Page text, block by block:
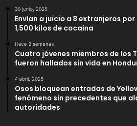
30 junio, 2025
Envían a juicio a 8 extranjeros
1,500 kilos de cocaína
Hace 2 semanas
Cuatro jóvenes miembros de los
fueron hallados sin vida en
4 abril, 2025
Osos bloquean entradas de
fenómeno sin precedentes que
autoridades